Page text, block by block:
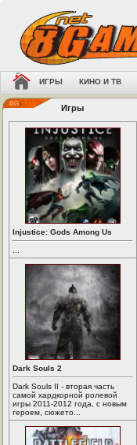
ИГРЫ КИНО И ТВ
Игры
Injustice: Gods Among Us
Dark Souls 2
Dark Souls II - вторая часть
самой хардкорной ролевой
игры 2011-2012 года, с новым
героем, сюжето...